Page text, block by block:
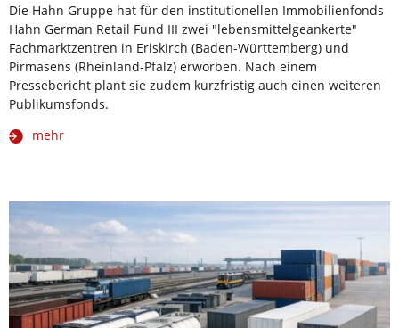
Die Hahn Gruppe hat für den institutionellen Immobilienfonds
Hahn German Retail Fund III zwei "lebensmittelgeankerte"
Fachmarktzentren in Eriskirch (Baden-Württemberg) und
Pirmasens (Rheinland-Pfalz) erworben. Nach einem
Pressebericht plant sie zudem kurzfristig auch einen weiteren
Publikumsfonds.
mehr